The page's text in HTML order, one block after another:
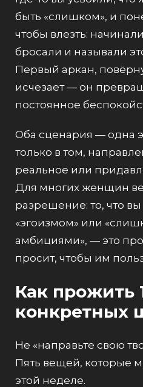
быть «слишком», и
чтобы влезть:
бросали и называли
Первый аркан,
исчезает — он
постоянное
Оба сценария — одна
только в том,
реальное или
Для многих женщин
разрешение: то, что вы
«эгоизмом» или
амбициями», — это
просит, чтобы им
Как прожить
конкретных
Не «направьте свою
Пять вещей, которые
этой неделе.